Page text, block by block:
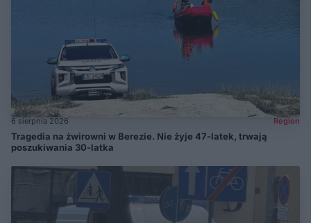
6 sierpnia 2026 Region
Tragedia na żwirowni w Berezie. Nie żyje 47-latek, trwają
poszukiwania 30-latka